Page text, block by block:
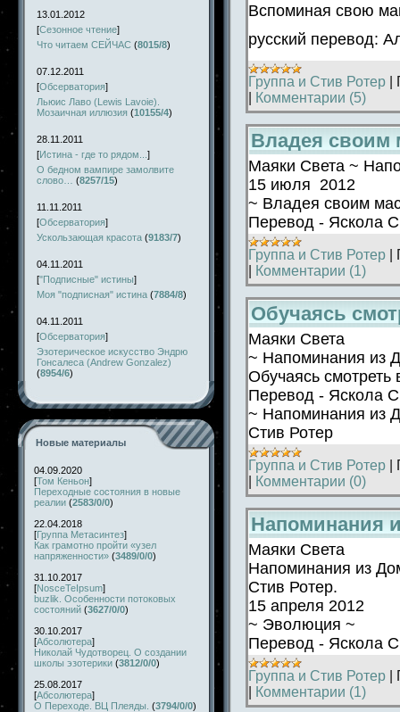
13.01.2012
[Сезонное чтение]
Что читаем СЕЙЧАС (8015/8)
07.12.2011
[Обсерватория]
Льюис Лаво (Lewis Lavoie).
Мозаичная иллюзия (10155/4)
28.11.2011
[Истина - где то рядом... ]
О бедном вампире замолвите
слово…
(8257/15)
11.11.2011
[Обсерватория]
Ускользающая красота (9183/7)
04.11.2011
["Подписные" истины]
Моя "подписная" истина (7884/8)
04.11.2011
[Обсерватория]
Эзотерическое искусство Эндрю
Гонсалеса (Andrew Gonzalez)
(8954/6)
Новые материалы
04.09.2020
[Том Кеньон]
Переходные состояния в новые
реалии (2583/0/0)
22.04.2018
[Группа Метасинтез]
Как грамотно пройти «узел
напряженности» (3489/0/0)
31.10.2017
[NosceTeIpsum]
buzlik. Особенности потоковых
состояний (3627/0/0)
30.10.2017
[Абсолютера]
Николай Чудотворец. О создании
школы эзотерики (3812/0/0)
25.08.2017
[Абсолютера]
О Переходе. ВЦ Плеяды. (3794/0/0)
Вспоминая свою
русский перевод:
Группа и Стив Ротер
Комментарии (5)
Владея своим
Маяки Света ~
15 июля 2012
~ Владея своим
Перевод - Яскола
Группа и Стив Ротер
Комментарии (1)
Обучаясь
Маяки Света
~ Напоминания из
Обучаясь
Перевод - Яскола
~ Напоминания из
Стив Ротер
Группа и Стив Ротер
Комментарии (0)
Напоминания
Маяки Света
Напоминания из
Стив Ротер.
15 апреля 2012
~ Эволюция ~
Перевод - Яскола
Группа и Стив Ротер
Комментарии (1)